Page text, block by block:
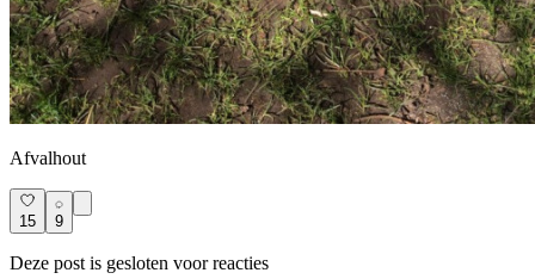
Afvalhout
15 9
Deze post is gesloten voor reacties